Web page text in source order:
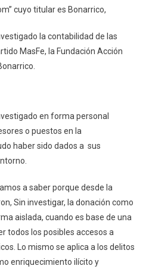
cuyo titular es Bonarrico,
la contabilidad de las
MasFe, la Fundación Acción
en forma personal
o puestos en la
haber sido dados a sus
a saber porque desde la
Sin investigar, la donación como
aislada, cuando es base de una
todos los posibles accesos a
Lo mismo se aplica a los delitos
enriquecimiento ilícito y